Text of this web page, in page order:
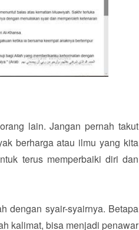
lain. Jangan pernah takut
berharga atau ilmu yang kita
terus memperbaiki diri dan
dengan syair-syairnya. Betapa
kalimat, bisa menjadi penawar